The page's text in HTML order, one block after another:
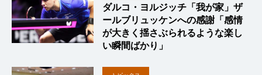
ダルコ・ヨルジッチ「我が家」ザ
ールブリュッケンへの感謝「感情
が大きく揺さぶられるような楽し
い瞬間ばかり」